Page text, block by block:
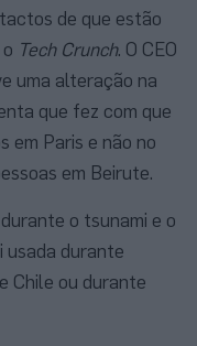
de que estão
Tech Crunch. O CEO
uma alteração na
que fez com que
em Paris e não no
em Beirute.
o tsunami e o
usada durante
Chile ou durante